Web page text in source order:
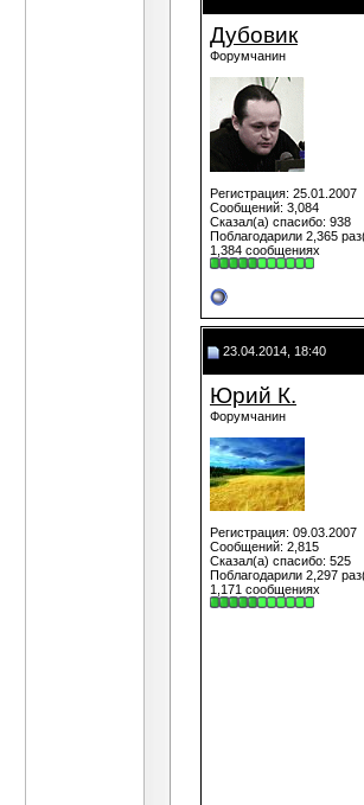
Дубовик
Форумчанин
Регистрация: 25.01.2007
Сообщений: 3,084
Сказал(а) спасибо: 938
Поблагодарили 2,365
1,384 сообщениях
23.04.2014, 18:40
Юрий К.
Форумчанин
Регистрация: 09.03.2007
Сообщений: 2,815
Сказал(а) спасибо: 525
Поблагодарили 2,297
1,171 сообщениях